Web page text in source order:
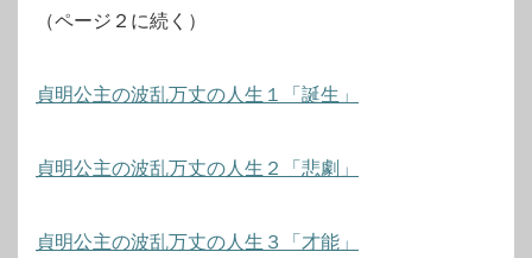
（ページ２に続く）
貞明公主の波乱万丈の人生１「誕生」
貞明公主の波乱万丈の人生２「悲劇」
貞明公主の波乱万丈の人生３「才能」